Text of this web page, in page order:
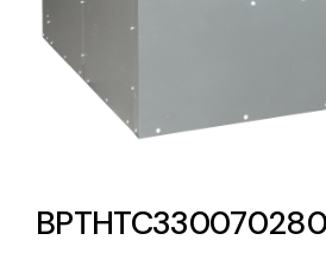
Complete solutions in lighting
BPTHTC330070280